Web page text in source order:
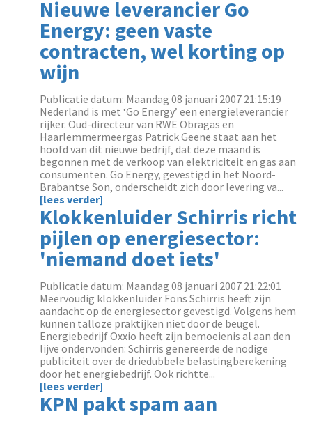
Nieuwe leverancier Go
Energy: geen vaste
contracten, wel korting op
wijn
Publicatie datum: Maandag 08 januari 2007 21:15:19
Nederland is met ‘Go Energy’ een energieleverancier
rijker. Oud-directeur van RWE Obragas en
Haarlemmermeergas Patrick Geene staat aan het
hoofd van dit nieuwe bedrijf, dat deze maand is
begonnen met de verkoop van elektriciteit en gas aan
consumenten. Go Energy, gevestigd in het Noord-
Brabantse Son, onderscheidt zich door levering va...
[lees verder]
Klokkenluider Schirris richt
pijlen op energiesector:
'niemand doet iets'
Publicatie datum: Maandag 08 januari 2007 21:22:01
Meervoudig klokkenluider Fons Schirris heeft zijn
aandacht op de energiesector gevestigd. Volgens hem
kunnen talloze praktijken niet door de beugel.
Energiebedrijf Oxxio heeft zijn bemoeienis al aan den
lijve ondervonden: Schirris genereerde de nodige
publiciteit over de driedubbele belastingberekening
door het energiebedrijf. Ook richtte...
[lees verder]
KPN pakt spam aan